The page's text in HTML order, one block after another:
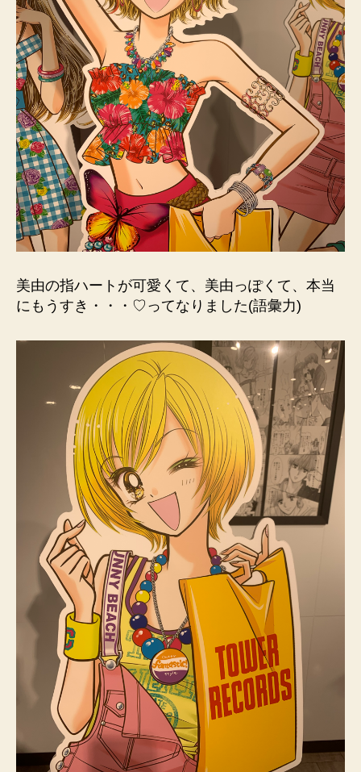
美由の指ハートが可愛くて、美由っぽくて、本当
にもうすき・・・♡ってなりました(語彙力)